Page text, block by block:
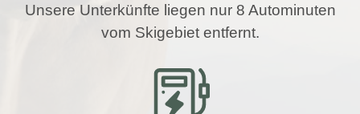
Unsere Unterkünfte liegen nur 8 Autominuten
vom Skigebiet entfernt.